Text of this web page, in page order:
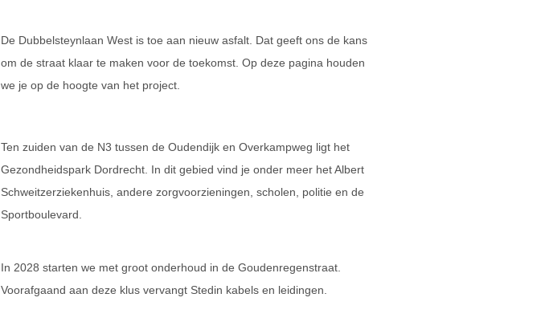
De Dubbelsteynlaan West is toe aan nieuw asfalt. Dat geeft ons de kans
om de straat klaar te maken voor de toekomst. Op deze pagina houden
we je op de hoogte van het project.
Ten zuiden van de N3 tussen de Oudendijk en Overkampweg ligt het
Gezondheidspark Dordrecht. In dit gebied vind je onder meer het Albert
Schweitzerziekenhuis, andere zorgvoorzieningen, scholen, politie en de
Sportboulevard.
In 2028 starten we met groot onderhoud in de Goudenregenstraat.
Voorafgaand aan deze klus vervangt Stedin kabels en leidingen.